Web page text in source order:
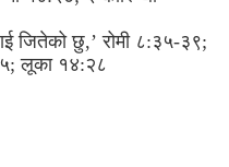
जितेको छु,’ रोमी ८:३५-३९;
लूका १४:२८